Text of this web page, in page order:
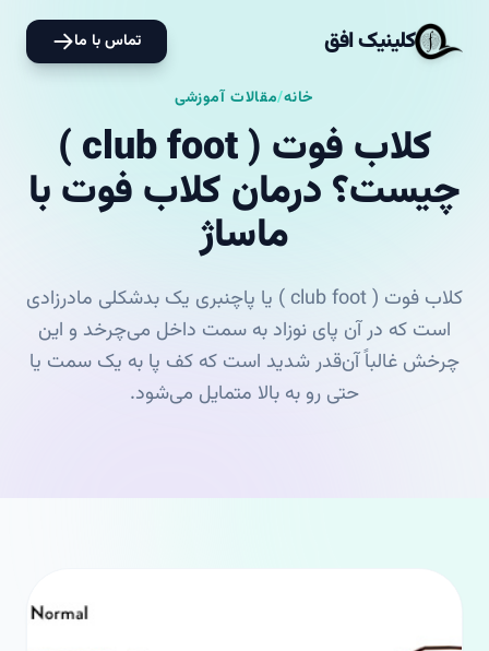
کلینیک افق تماس با ما
خانه/مقالات آموزشی
کلاب فوت ( club foot )
چیست؟ درمان کلاب فوت با
ماساژ
کلاب فوت ( club foot ) یا پاچنبری یک بدشکلی مادرزادی
است که در آن پای نوزاد به سمت داخل می‌چرخد و این
چرخش غالباً آن‌قدر شدید است که کف پا به یک سمت یا
حتی رو به بالا متمایل می‌شود.